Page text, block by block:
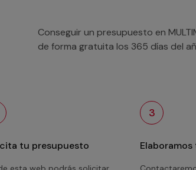
Conseguir un presupuesto en
de forma gratuita los 365 días del
tu presupuesto
3